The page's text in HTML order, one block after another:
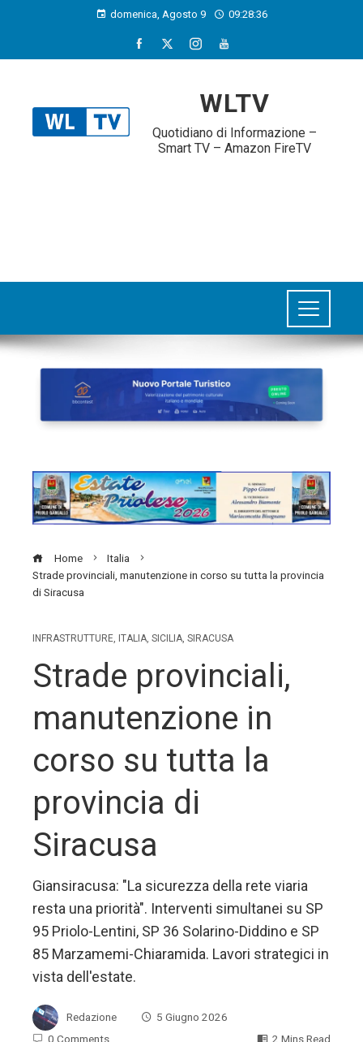
domenica, Agosto 9 09:28:37
WLTV
Quotidiano di Informazione –
Smart TV – Amazon FireTV
Home
Italia
Strade provinciali, manutenzione in corso su tutta la provincia
di Siracusa
INFRASTRUTTURE, ITALIA, SICILIA, SIRACUSA
Strade provinciali,
manutenzione in
corso su tutta la
provincia di
Siracusa
Giansiracusa: "La sicurezza della rete viaria
resta una priorità". Interventi simultanei su SP
95 Priolo-Lentini, SP 36 Solarino-Diddino e SP
85 Marzamemi-Chiaramida. Lavori strategici in
vista dell'estate.
Redazione
5 Giugno 2026
0 Comments
2 Mins Read